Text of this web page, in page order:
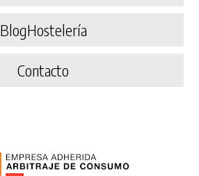
BlogHostelería
Contacto